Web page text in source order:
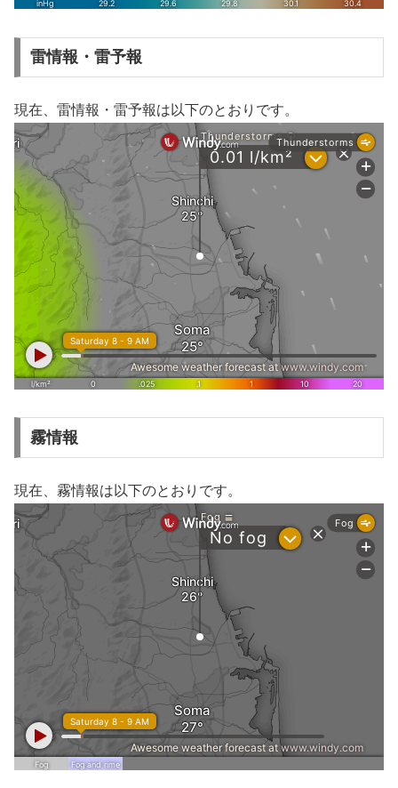
雷情報・雷予報
現在、雷情報・雷予報は以下のとおりです。
霧情報
現在、霧情報は以下のとおりです。